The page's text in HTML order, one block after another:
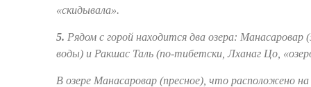
«скидывала».
5. Рядом с горой находится два озера:
воды) и Ракшас Таль (по-тибетски, Лханаг Цо,
В озере Манасаровар (пресное), что расположено